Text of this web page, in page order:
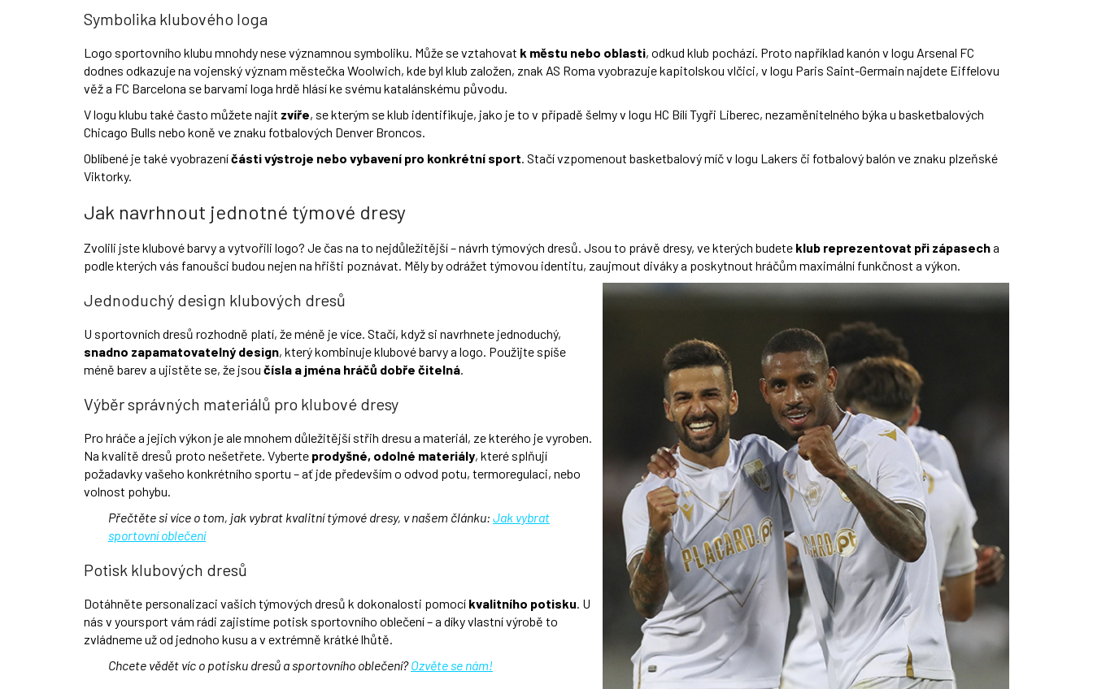
Symbolika klubového loga
Logo sportovního klubu mnohdy nese významnou symboliku. Může se vztahovat k městu nebo oblasti, odkud klub pochází. Proto například kanón v logu Arsenal FC
dodnes odkazuje na vojenský význam městečka Woolwich, kde byl klub založen, znak AS Roma vyobrazuje kapitolskou vlčici, v logu Paris Saint-Germain najdete Eiffelovu
věž a FC Barcelona se barvami loga hrdě hlásí ke svému katalánskému původu.
V logu klubu také často můžete najít zvíře, se kterým se klub identifikuje, jako je to v případě šelmy v logu HC Bílí Tygři Liberec, nezaměnitelného býka u basketbalových
Chicago Bulls nebo koně ve znaku fotbalových Denver Broncos.
Oblíbené je také vyobrazeníčásti výstroje nebo vybavení pro konkrétní sport. Stačí vzpomenout basketbalový míč v logu Lakers či fotbalový balón ve znaku plzeňské
Viktorky.
Jak navrhnout jednotné týmové dresy
Zvolili jste klubové barvy a vytvořili logo? Je čas na to nejdůležitější – návrh týmových dresů. Jsou to právě dresy, ve kterých budete klub reprezentovat při zápasecha
podle kterých vás fanoušci budou nejen na hřišti poznávat. Měly by odrážet týmovou identitu, zaujmout diváky a poskytnout hráčům maximální funkčnost a výkon.
Jednoduchý design klubových dresů
U sportovních dresů rozhodně platí, že méně je více. Stačí, když si navrhnete jednoduchý,
snadno zapamatovatelný design, který kombinuje klubové barvy a logo. Použijte spíše
méně barev a ujistěte se, že jsou čísla a jména hráčů dobře čitelná.
Výběr správných materiálů pro klubové dresy
Pro hráče a jejich výkon je ale mnohem důležitější střih dresu a materiál, ze kterého je vyroben.
Na kvalitě dresů proto nešetřete. Vyberte prodyšné, odolné materiály, které splňují
požadavky vašeho konkrétního sportu – ať jde především o odvod potu, termoregulaci, nebo
volnost pohybu.
Přečtěte si více o tom, jak vybrat kvalitní týmové dresy, v našem článku: Jak vybrat
sportovní oblečení
Potisk klubových dresů
Dotáhněte personalizaci vašich týmových dresů k dokonalosti pomocí kvalitního potisku. U
nás v yoursport vám rádi zajistíme potisk sportovního oblečení – a díky vlastní výrobě to
zvládneme už od jednoho kusu a v extrémně krátké lhůtě.
Chcete vědět víc o potisku dresů a sportovního oblečení?Ozvěte se nám!